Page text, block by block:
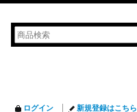
ログイン 新規登録はこちら